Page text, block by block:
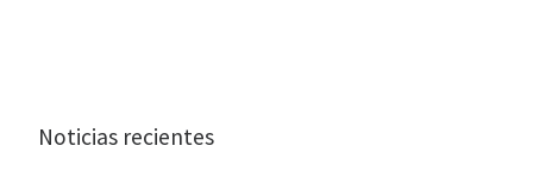
Noticias recientes